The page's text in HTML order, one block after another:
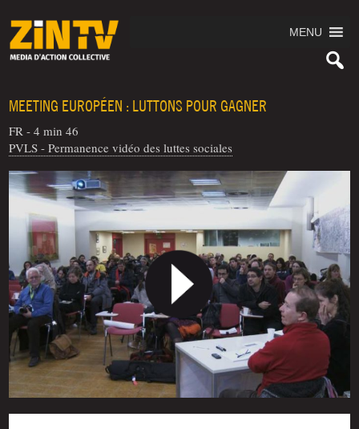
MENU
MEETING EUROPÉEN : LUTTONS POUR GAGNER
FR - 4 min 46
PVLS - Permanence vidéo des luttes sociales